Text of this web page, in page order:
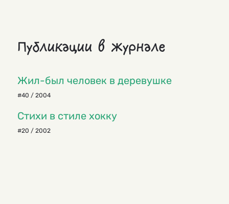
Публикации в журнале
Жил-был человек в деревушке
#40 / 2004
Стихи в стиле хокку
#20 / 2002